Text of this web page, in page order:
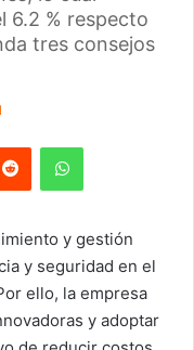
6.2 % respecto
tres consejos
y gestión
y seguridad en el
ello, la empresa
y adoptar